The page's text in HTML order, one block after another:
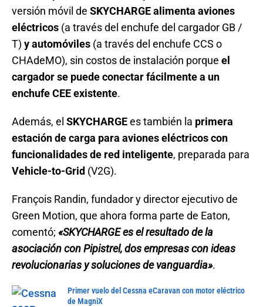
versión móvil de SKYCHARGE alimenta aviones
eléctricos (a través del enchufe del cargador GB /
T) y automóviles (a través del enchufe CCS o
CHAdeMO), sin costos de instalación porque el
cargador se puede conectar fácilmente a un
enchufe CEE existente.
Además, el SKYCHARGEes también la primera
estación de carga para aviones eléctricos con
funcionalidades de red inteligente, preparada para
Vehicle-to-Grid (V2G).
François Randin, fundador y director ejecutivo de
Green Motion, que ahora forma parte de Eaton,
comentó; «SKYCHARGE es el resultado de la
asociación con Pipistrel, dos empresas con ideas
revolucionarias y soluciones de vanguardia».
Primer vuelo del Cessna eCaravan con motor eléctrico
de MagniX